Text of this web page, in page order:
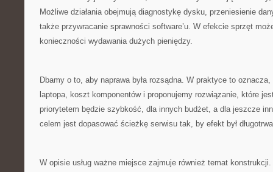
Możliwe działania obejmują diagnostykę dysku, przeniesienie
także przywracanie sprawności software’u. W efekcie sprzęt
konieczności wydawania dużych pieniędzy.
Dbamy o to, aby naprawa była rozsądna. W praktyce to
laptopa, koszt komponentów i proponujemy rozwiązanie, które
priorytetem będzie szybkość, dla innych budżet, a dla jeszcze
celem jest dopasować ścieżkę serwisu tak, by efekt był
W opisie usług ważne miejsce zajmuje również temat